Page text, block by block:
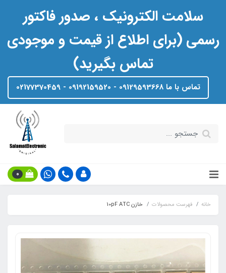
سلامت الکترونیک ، صدور فاکتور
رسمی (برای اطلاع از قیمت و موجودی
تماس بگیرید)
تماس با ما 09129593668 - 09192159520 - 02177370459
0
خانه فهرست محصولات خازن 10pF ATC